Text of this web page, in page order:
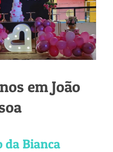
em João
Bianca